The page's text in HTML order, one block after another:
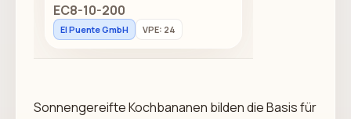
EC8-10-200
El Puente GmbH VPE: 24
Sonnengereifte Kochbananen bilden die Basis für